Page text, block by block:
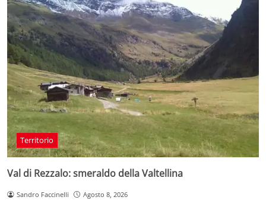
Territorio
Val di Rezzalo: smeraldo della Valtellina
Sandro Faccinelli Agosto 8, 2026